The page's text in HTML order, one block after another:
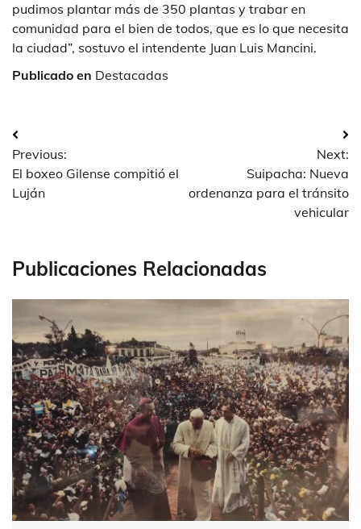
pudimos plantar más de 350 plantas y trabar en
comunidad para el bien de todos, que es lo que necesita
la ciudad”, sostuvo el intendente Juan Luis Mancini.
Publicado en Destacadas
Navegación
de
entradas
Previous:
El boxeo Gilense compitió el
Luján
Next:
Suipacha: Nueva
ordenanza para el tránsito
vehicular
Publicaciones Relacionadas